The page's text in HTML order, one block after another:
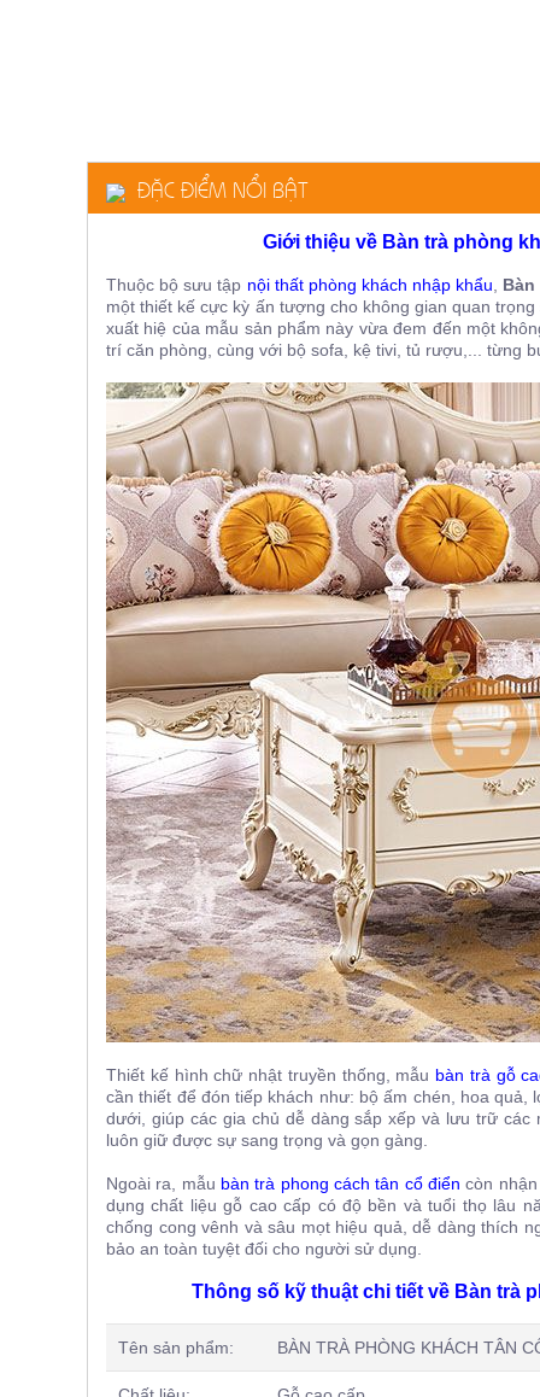
ĐẶC ĐIỂM NỔI BẬT
Giới thiệu về Bàn trà phòng
Thuộc bộ sưu tập nội thất phòng khách nhập khẩu
một thiết kế cực kỳ ấn tượng cho không gian quan
xuất hiệ của mẫu sản phẩm này vừa đem đến một
trí căn phòng, cùng với bộ sofa, kệ tivi, tủ rượu,... từng
Thiết kế hình chữ nhật truyền thống, mẫu bàn trà gỗ
cần thiết để đón tiếp khách như: bộ ấm chén, hoa
dưới, giúp các gia chủ dễ dàng sắp xếp và lưu trữ
luôn giữ được sự sang trọng và gọn gàng.
Ngoài ra, mẫu bàn trà phong cách tân cổ điển còn
dụng chất liệu gỗ cao cấp có độ bền và tuổi thọ lâu
chống cong vênh và sâu mọt hiệu quả, dễ dàng thích
bảo an toàn tuyệt đối cho người sử dụng.
Thông số kỹ thuật chi tiết về Bàn trà
Tên sản phẩm: BÀN TRÀ PHÒNG KHÁCH TÂN